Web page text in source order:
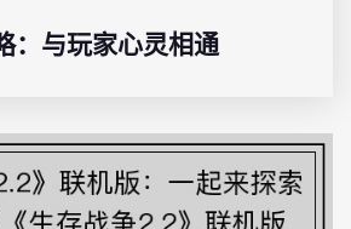
：与玩家心灵相通